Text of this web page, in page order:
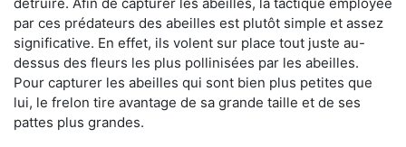
par ces prédateurs des abeilles est plutôt simple et assez
significative. En effet, ils volent sur place tout juste au-
dessus des fleurs les plus pollinisées par les abeilles.
Pour capturer les abeilles qui sont bien plus petites que
lui, le frelon tire avantage de sa grande taille et de ses
pattes plus grandes.